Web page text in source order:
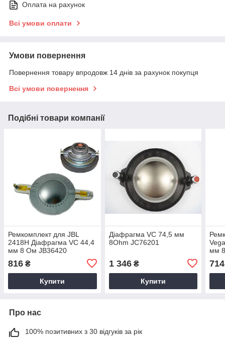
Оплата на рахунок
Всі умови оплати
Умови повернення
Повернення товару впродовж 14 днів за рахунок покупця
Всі умови повернення
Подібні товари компанії
Ремкомплект для JBL
2418H Діафрагма VC 44,4
мм 8 Ом JB36420
816 ₴
Купити
Діафрагма VC 74,5 мм
8Ohm JC76201
1 346₴
Купити
мм
714
Про нас
100% позитивних з 30 відгуків за рік